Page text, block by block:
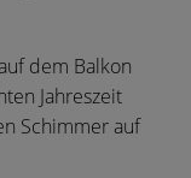
dem Balkon
Jahreszeit
Schimmer auf